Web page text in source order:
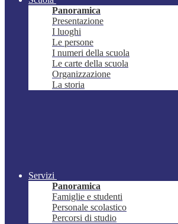
Panoramica
Presentazione
I luoghi
Le persone
I numeri della scuola
Le carte della scuola
Organizzazione
La storia
Servizi
Panoramica
Famiglie e studenti
Personale scolastico
Percorsi di studio